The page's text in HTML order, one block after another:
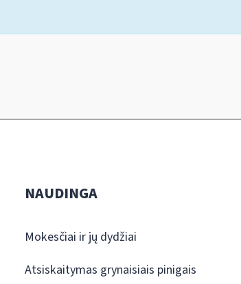
NAUDINGA
Mokesčiai ir jų dydžiai
Atsiskaitymas grynaisiais pinigais